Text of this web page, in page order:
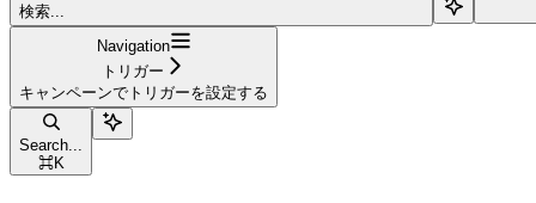
検索...
Navigation
トリガー
キャンペーンでトリガーを設定する
Search...
⌘K